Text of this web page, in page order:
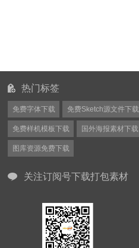
热门标签
免费字体下载 免费Sketch源文件下载
免费样机模板下载 国外海报素材下载
图库资源免费下载
关注订阅号下载打包素材